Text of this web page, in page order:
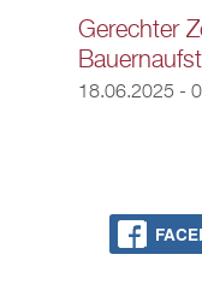
Gerechter
18.06.2025 -